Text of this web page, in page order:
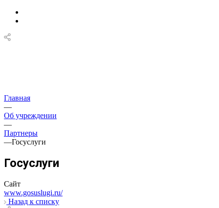
Главная
—
Об учреждении
—
Партнеры
—Госуслуги
Госуслуги
Сайт
www.gosuslugi.ru/
Назад к списку